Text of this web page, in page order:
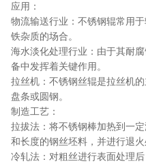
应用：
物流输送行业：不锈钢辊常用
铁杂质的场合。
海水淡化处理行业：由于其耐
备中发挥着关键作用。
拉丝机：不锈钢丝辊是拉丝机
盘条或圆钢。
制造工艺：
拉拔法：将不锈钢棒加热到一
和长度的钢丝坯料，并进行退火
冷轧法：对粗丝进行表面处理